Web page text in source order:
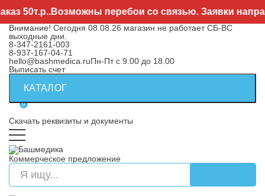
перебои со связью. Заявки
Внимание! Сегодня 08.08.26 магазин не работает СБ-ВС
выходные дни.
8-347-2161-003
8-937-167-04-71
hello@bashmedica.ruПн-Пт с 9.00 до 18.00
Выписать счет
КАТАЛОГ
0
Скачать реквизиты и документы
Коммерческое предложение